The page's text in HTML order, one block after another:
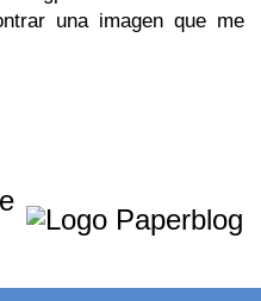
una imagen que me